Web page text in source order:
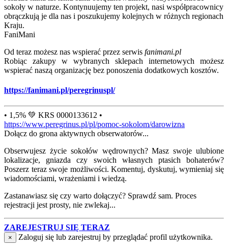
sokoły w naturze. Kontynuujemy ten projekt, nasi współpracownicy
obrączkują je dla nas i poszukujemy kolejnych w różnych regionach
Kraju.
FaniMani
Od teraz możesz nas wspierać przez serwis fanimani.pl
Robiąc zakupy w wybranych sklepach internetowych możesz
wspierać naszą organizację bez ponoszenia dodatkowych kosztów.
https://fanimani.pl/peregrinuspl/
• 1,5% 💚 KRS 0000133612 •
https://www.peregrinus.pl/pl/pomoc-sokolom/darowizna
Dołącz do grona aktywnych obserwatorów...
Obserwujesz życie sokołów wędrownych? Masz swoje ulubione
lokalizacje, gniazda czy swoich własnych ptasich bohaterów?
Poszerz teraz swoje możliwości. Komentuj, dyskutuj, wymieniaj się
wiadomościami, wrażeniami i wiedzą.
Zastanawiasz się czy warto dołączyć? Sprawdź sam. Proces
rejestracji jest prosty, nie zwlekaj...
ZAREJESTRUJ SIĘ TERAZ
× Zaloguj się lub zarejestruj by przeglądać profil użytkownika.